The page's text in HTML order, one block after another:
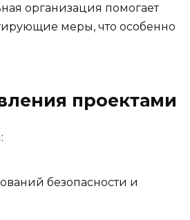
организация помогает
меры, что особенно
проектами
безопасности и